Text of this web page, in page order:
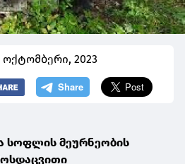
ოქტომბერი, 2023
სოფლის მეურნეობის